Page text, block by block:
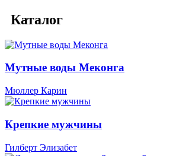
Каталог
Мутные воды Меконга
Мюллер Карин
Крепкие мужчины
Гилберт Элизабет